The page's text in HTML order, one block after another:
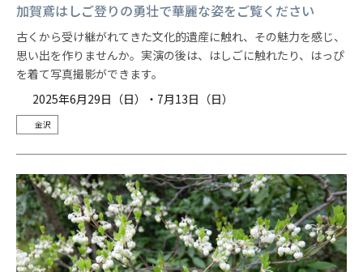
加賀鳶はしご登りの勇壮で華麗な姿をご覧ください
古くから受け継がれてきた文化的遺産に触れ、その魅力を感じ、
思い出を作りませんか。実演の後は、はしごに触れたり、はっぴ
を着て写真撮影ができます。
2025年6月29日（日）・7月13日（日）
金沢